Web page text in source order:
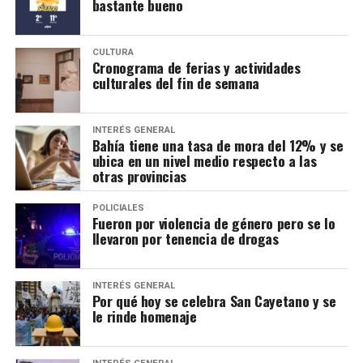
*Apunados de locura & Cantinela
Viernes 7 – 21 hs – So Fresh Multiespacio (12 de Octubre
1083)
*Fabián Petrosino y Pablo Fiordelmondo presentan “Dos
Orillas”
Viernes 7 – 21 hs – Espacio Kánika (Belgrano, 249 altos)
El piano de Fabián Petrosino y la voz de Pablo
Fiordelmondo hacen un recorrido por canciones que
han dejado huella, interpretadas en un formato íntimo
que propone un viaje entre el castellano y el inglés.
Entradas: $12.000 anticipadas, $15.000 en puerta.
*Fiebre, tributo a Sumo
Viernes 7 – 21:30 hs – Teatro Rossini (Mitre 225)
Show explosivo que revive la esencia cruda y auténtica
de una de las bandas más icónicas del rock nacional.
bastante bueno
CULTURA
Cronograma de ferias y actividades
culturales del fin de semana
INTERÉS GENERAL
Bahía tiene una tasa de mora del 12% y se
ubica en un nivel medio respecto a las
otras provincias
POLICIALES
Fueron por violencia de género pero se lo
llevaron por tenencia de drogas
INTERÉS GENERAL
Por qué hoy se celebra San Cayetano y se
le rinde homenaje